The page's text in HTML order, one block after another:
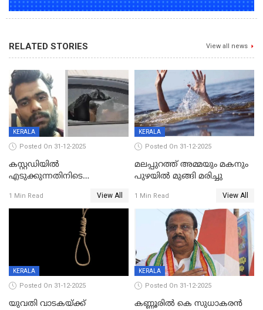
RELATED STORIES View all news
KERALA
Posted On 31-12-2025
കസ്റ്റഡിയിൽ
എടുക്കുന്നതിനിടെ
വധശ്രമക്കേസ് പ്രതി പിടിയിൽ
1 Min Read View All
KERALA
Posted On 31-12-2025
മലപ്പുറത്ത് അമ്മയും മകനും
പുഴയിൽ മുങ്ങി മരിച്ചു
1 Min Read View All
KERALA
Posted On 31-12-2025
യുവതി വാടകയ്ക്ക്
KERALA
Posted On 31-12-2025
കണ്ണൂരിൽ കെ സുധാകരൻ